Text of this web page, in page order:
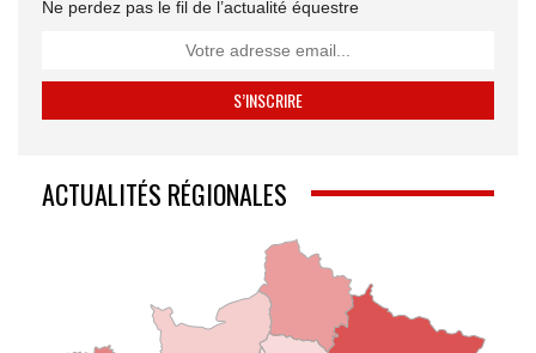
Ne perdez pas le fil de l’actualité équestre
ACTUALITÉS RÉGIONALES